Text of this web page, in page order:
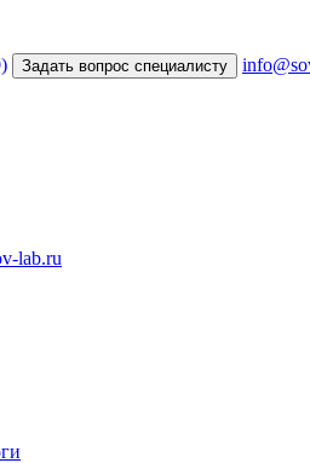
Задать вопрос специалисту
lab.ru